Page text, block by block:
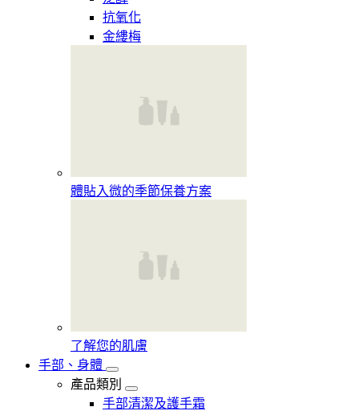
抗氧化
金縷梅
體貼入微的季節保養方案
了解您的肌膚
手部、身體
產品類別
手部清潔及護手霜